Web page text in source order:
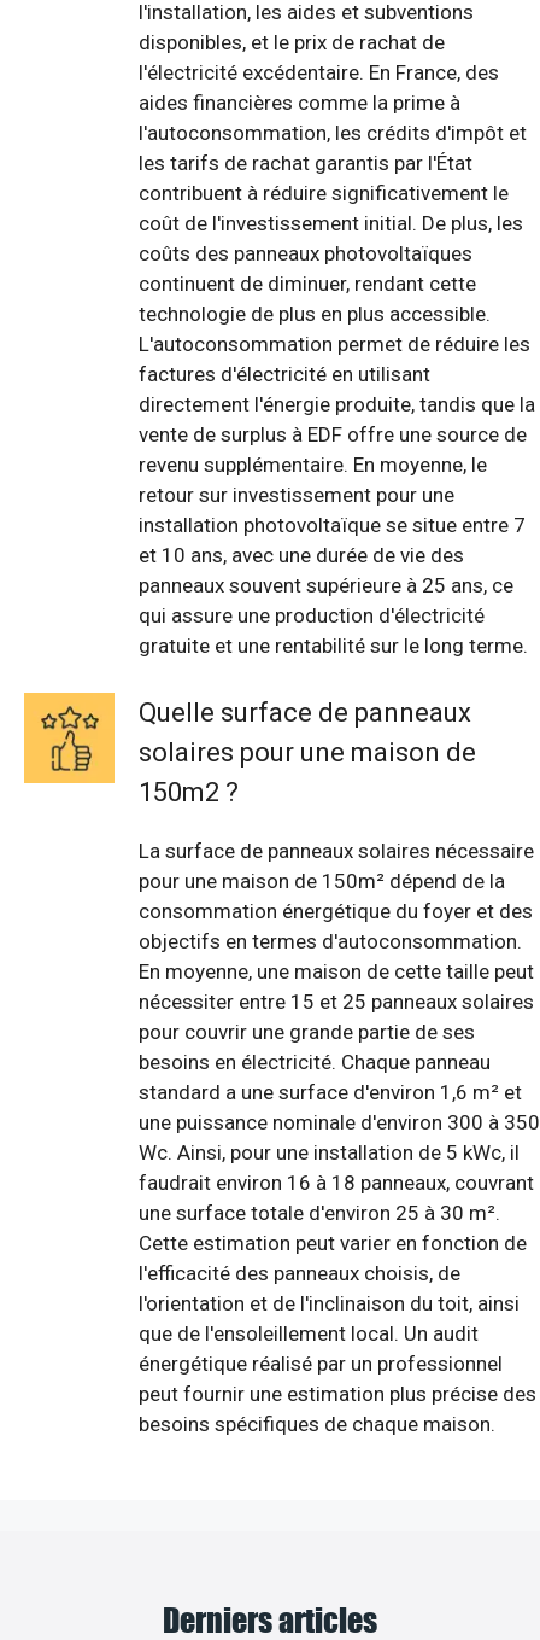
l'installation, les aides et subventions
disponibles, et le prix de rachat de
l'électricité excédentaire. En France, des
aides financières comme la prime à
l'autoconsommation, les crédits d'impôt et
les tarifs de rachat garantis par l'État
contribuent à réduire significativement le
coût de l'investissement initial. De plus, les
coûts des panneaux photovoltaïques
continuent de diminuer, rendant cette
technologie de plus en plus accessible.
L'autoconsommation permet de réduire les
factures d'électricité en utilisant
directement l'énergie produite, tandis que la
vente de surplus à EDF offre une source de
revenu supplémentaire. En moyenne, le
retour sur investissement pour une
installation photovoltaïque se situe entre 7
et 10 ans, avec une durée de vie des
panneaux souvent supérieure à 25 ans, ce
qui assure une production d'électricité
gratuite et une rentabilité sur le long terme.
Quelle surface de panneaux
solaires pour une maison de
150m2 ?
La surface de panneaux solaires nécessaire
pour une maison de 150m² dépend de la
consommation énergétique du foyer et des
objectifs en termes d'autoconsommation.
En moyenne, une maison de cette taille peut
nécessiter entre 15 et 25 panneaux solaires
pour couvrir une grande partie de ses
besoins en électricité. Chaque panneau
standard a une surface d'environ 1,6 m² et
une puissance nominale d'environ 300 à 350
Wc. Ainsi, pour une installation de 5 kWc, il
faudrait environ 16 à 18 panneaux, couvrant
une surface totale d'environ 25 à 30 m².
Cette estimation peut varier en fonction de
l'efficacité des panneaux choisis, de
l'orientation et de l'inclinaison du toit, ainsi
que de l'ensoleillement local. Un audit
énergétique réalisé par un professionnel
peut fournir une estimation plus précise des
besoins spécifiques de chaque maison.
Derniers articles